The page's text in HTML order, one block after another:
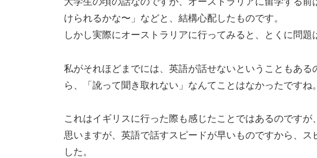
けられるかな〜」などと、結構心配したものです。
しかし実際にオーストラリアに行ってみると、とくに問題
私がそれほどまでには、英語が話せないということもあ
ら、「訛って聞き取れない」なんてことはなかったですね。
これはイギリスに行った際も感じたことではあるのです
思いますが、英語で話すスピードが早いものですから、
した。